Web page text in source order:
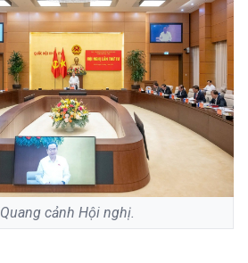
Quang cảnh Hội nghị.